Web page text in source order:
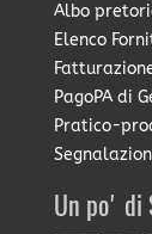
Albo
Elenco
PagoPA di
Pratico-
Un po' di